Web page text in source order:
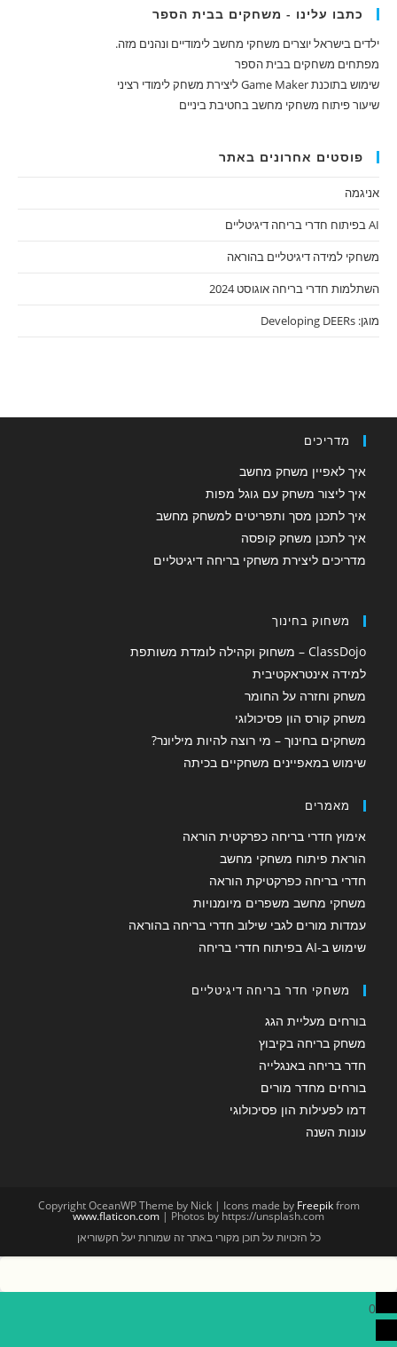
כתבו עלינו - משחקים בבית הספר
ילדים בישראל יוצרים משחקי מחשב לימודיים ונהנים מזה.
מפתחים משחקים בבית הספר
שימוש בתוכנת Game Maker ליצירת משחק לימודי רציני
שיעור פיתוח משחקי מחשב בחטיבת ביניים
פוסטים אחרונים באתר
אניגמה
AI בפיתוח חדרי בריחה דיגיטליים
משחקי למידה דיגיטליים בהוראה
השתלמות חדרי בריחה אוגוסט 2024
מוגן: Developing DEERs
מדריכים
איך לאפיין משחק מחשב
איך ליצור משחק עם גוגל מפות
איך לתכנן מסך ותפריטים למשחק מחשב
איך לתכנן משחק קופסה
מדריכים ליצירת משחקי בריחה דיגיטליים
משחוק בחינוך
ClassDojo – משחוק וקהילה לומדת משותפת
למידה אינטראקטיבית
משחק וחזרה על החומר
משחק קורס הון פסיכולוגי
משחקים בחינוך – מי רוצה להיות מיליונר?
שימוש במאפיינים משחקיים בכיתה
מאמרים
אימוץ חדרי בריחה כפרקטית הוראה
הוראת פיתוח משחקי מחשב
חדרי בריחה כפרקטיקת הוראה
משחקי מחשב משפרים מיומנויות
עמדות מורים לגבי שילוב חדרי בריחה בהוראה
שימוש ב-AI בפיתוח חדרי בריחה
משחקי חדר בריחה דיגיטליים
בורחים מעליית הגג
משחק בריחה בקיבוץ
חדר בריחה באנגלייה
בורחים מחדר מורים
דמו לפעילות הון פסיכולוגי
עונות השנה
Copyright OceanWP Theme by Nick | Icons made by Freepikfrom
www.flaticon.com | Photos by https://unsplash.com
כל הזכויות על תוכן מקורי באתר זה שמורות יעל חקשוריאן
0